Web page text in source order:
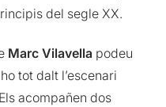
del segle XX.
Marc Vilavella podeu
tot dalt l’escenari
acompañen dos